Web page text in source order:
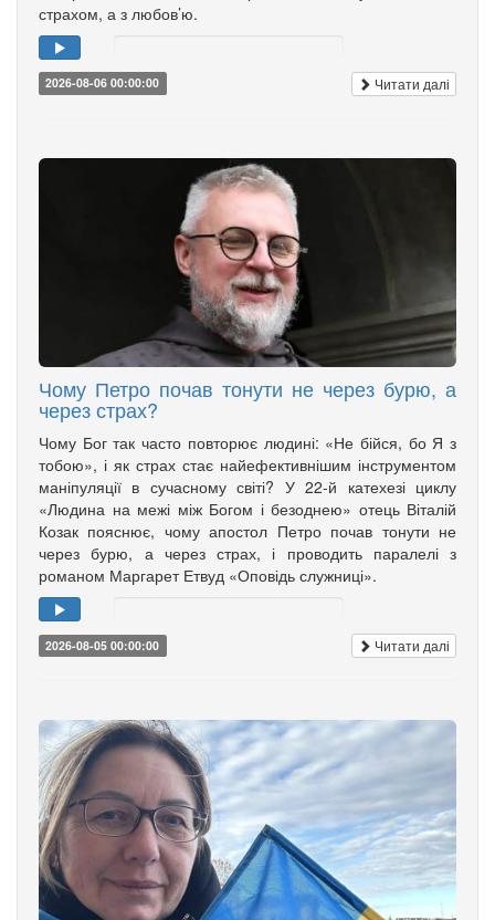
страхом, а з любов’ю.
2026-08-06 00:00:00 Читати далі
Чому Петро почав тонути не через бурю, а
через страх?
Чому Бог так часто повторює людині: «Не бійся, бо Я з
тобою», і як страх стає найефективнішим інструментом
маніпуляції в сучасному світі? У 22-й катехезі циклу
«Людина на межі між Богом і безоднею» отець Віталій
Козак пояснює, чому апостол Петро почав тонути не
через бурю, а через страх, і проводить паралелі з
романом Маргарет Етвуд «Оповідь служниці».
2026-08-05 00:00:00 Читати далі